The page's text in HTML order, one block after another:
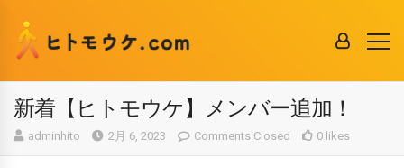
新着【ヒトモウケ】メンバー追加！
adminhito 2月 6, 2023 Comments Closed 0 likes